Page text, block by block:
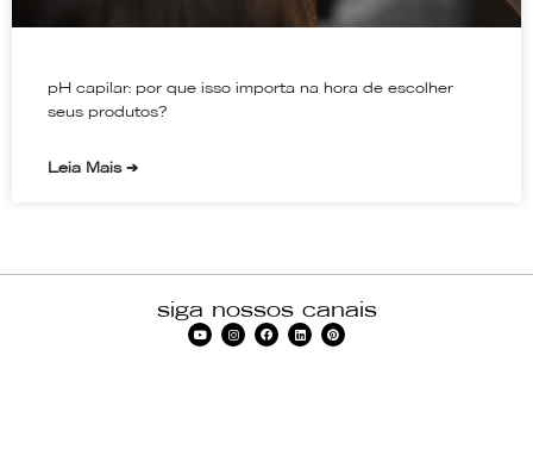
pH capilar: por que isso importa na hora de escolher
seus produtos?
Leia Mais ➔
siga nossos canais